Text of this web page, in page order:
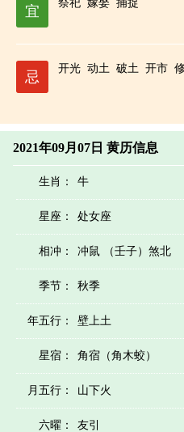
宜
祭祀 嫁娶 捕捉
忌
开光 动土 破土 开市
2021年09月07日 黄历信息
生肖： 牛
星座： 处女座
相冲： 冲鼠 （壬子）煞北
季节： 秋季
年五行： 壁上土
星宿： 角宿（角木蛟）
月五行： 山下火
六曜： 友引